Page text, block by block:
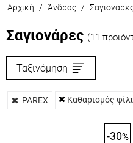
Αρχική / Άνδρας /
Σαγιονάρες (11
Ταξινόμηση
PAREX Καθαρισμός
-30%